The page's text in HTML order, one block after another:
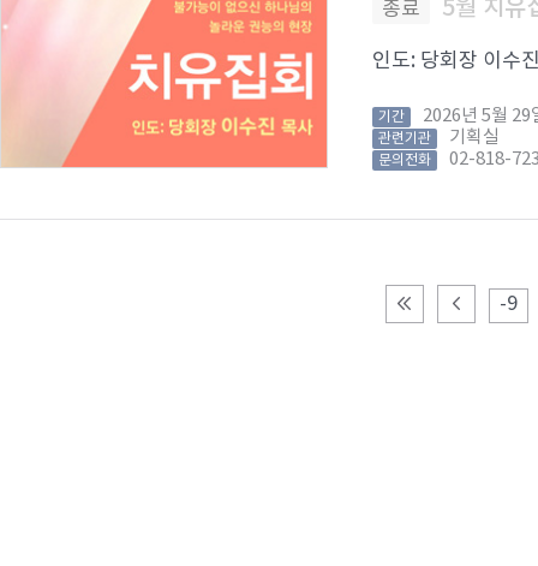
종료 5월 치유
인도: 당회장 이수
기간 2026년 5월 29
관련기관 기획실
문의전화 02-818-
-9